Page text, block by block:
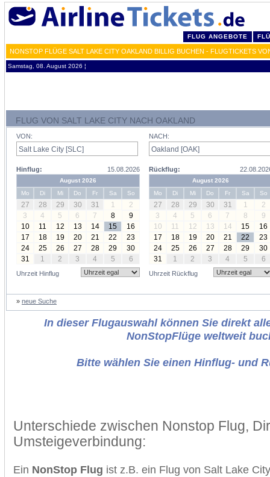
FLUG ANGEBOTE
NONSTOP FLÜGE SALT LAKE CITY OAKLAND BILLIG BUCHEN - FLUGTICKETS
Samstag, 08. August 2026 ¦
FLUG VON SALT LAKE CITY NACH OAKLAND
VON:
Hinflug: 15.08.2026
August 2026
Mo
Di Mi Do Fr Sa So
27 28 29 30 31 1
2
3
4 5 6 7 8
9
10
11 12 13 14 15
16
17
18 19 20 21 22
23
24
25 26 27 28 29
30
31
1 2 3 4 5 6
Uhrzeit Hinflug
NACH:
Rückflug:
August 2026
Mo
Di Mi Do Fr Sa So
27 28 29 30 31 1
2
3
4 5 6 7 8
9
10
11 12 13 14 15
16
17
18 19 20 21 22
23
24
25 26 27 28 29
30
31
1 2 3 4 5 6
Uhrzeit Rückflug
» neue Suche
In dieser Flugauswahl können Sie direkt
NonStopFlüge weltweit
Bitte wählen Sie einen Hinflug- und
Unterschiede zwischen Nonstop Flug,
Umsteigeverbindung:
Ein NonStop Flug ist z.B. ein Flug von Salt Lake